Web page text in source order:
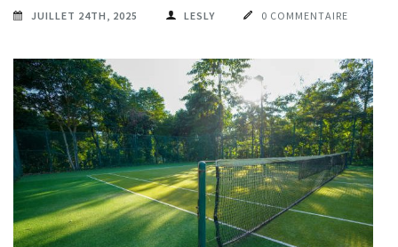
JUILLET 24TH, 2025 LESLY 0 COMMENTAIRE